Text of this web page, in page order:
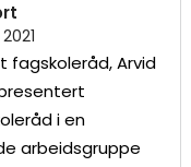
fagskoleråd, Arvid
i en
arbeidsgruppe